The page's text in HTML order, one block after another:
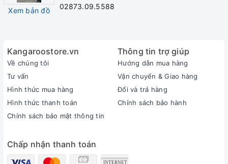
Xem bản đồ
02873.09.5588
Kangaroostore.vn
Về chúng tôi
Tư vấn
Hình thức mua hàng
Hình thức thanh toán
Chính sách bảo mật thông tin
Thông tin trợ giúp
Hướng dẫn mua hàng
Vận chuyển & Giao hàng
Đổi và trả hàng
Chính sách bảo hành
Chấp nhận thanh toán